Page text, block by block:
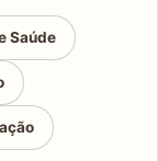
Saúde